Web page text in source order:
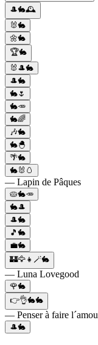
🎩🐇🕰️
🐰🐇
🌼🐇
🏆🐇
🐰🎩🐇
🎩🐇
🐇🌷
🐇🥕
🐇🌈
🎶🐇
🐇🐣
🌴🐇
🐇🐰🥚
— Lapin de Pâques
🥧🐇🥕
🐇🎩
🎩🐇
🎵🐇
💼🐇
🏰🦅👧🪄🐇
— Luna Lovegood
🌹🐇
👉👌🐇🐇
— Penser à faire
🎩🐇